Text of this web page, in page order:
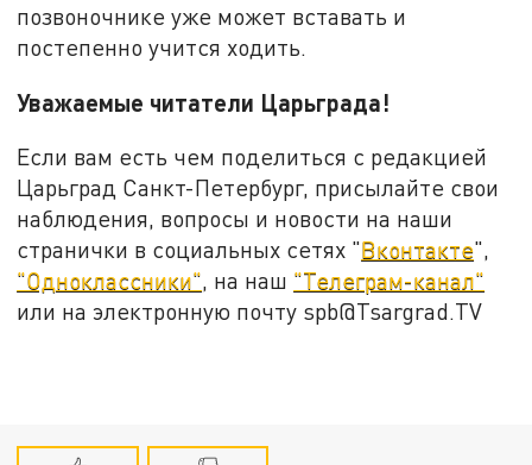
позвоночнике уже может вставать и
постепенно учится ходить.
Уважаемые читатели Царьграда!
Если вам есть чем поделиться с редакцией
Царьград Санкт-Петербург, присылайте свои
наблюдения, вопросы и новости на наши
странички в социальных сетях "Вконтакте",
"Одноклассники", на наш "Телеграм-канал"
или на электронную почту spb@Tsargrad.TV